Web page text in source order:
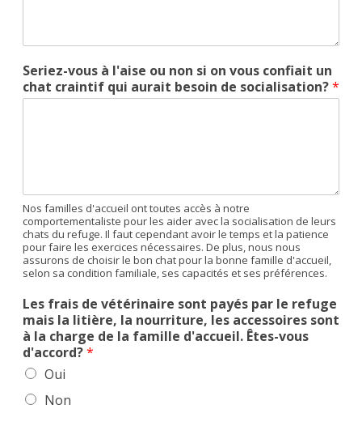
Seriez-vous à l'aise ou non si on vous confiait un
chat craintif qui aurait besoin de socialisation?*
Nos familles d'accueil ont toutes accès à notre
comportementaliste pour les aider avec la socialisation de leurs
chats du refuge. Il faut cependant avoir le temps et la patience
pour faire les exercices nécessaires. De plus, nous nous
assurons de choisir le bon chat pour la bonne famille d'accueil,
selon sa condition familiale, ses capacités et ses préférences.
Les frais de vétérinaire sont payés par le refuge
mais la litière, la nourriture, les accessoires sont
à la charge de la famille d'accueil. Êtes-vous
d'accord?*
Oui
Non